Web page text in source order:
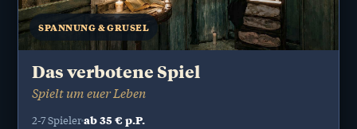
SPANNUNG & GRUSEL
Das verbotene Spiel
Spielt um euer Leben
2-7 Spielerab 35 € p.P.